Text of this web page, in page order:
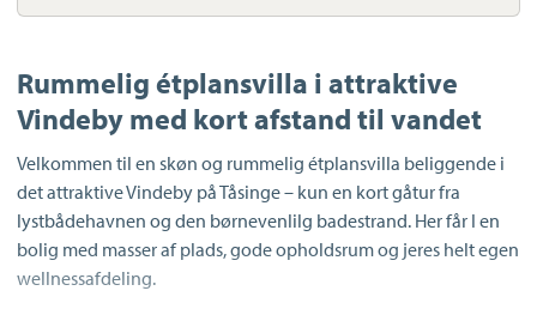
Rummelig étplansvilla i attraktive
Vindeby med kort afstand til vandet
Velkommen til en skøn og rummelig étplansvilla beliggende i
det attraktive Vindeby på Tåsinge – kun en kort gåtur fra
lystbådehavnen og den børnevenlilg badestrand. Her får I en
bolig med masser af plads, gode opholdsrum og jeres helt egen
wellnessafdeling.